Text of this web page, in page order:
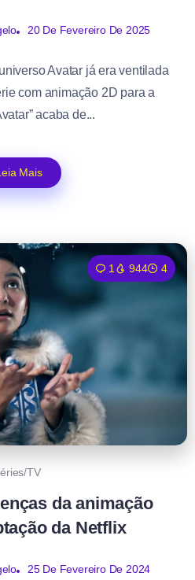
20 De Fevereiro De 2025
Avatar já era ventilada
com animação 2D para a
acaba de...
Mais
1 944 4
TV
da animação
da Netflix
25 De Fevereiro De 2024